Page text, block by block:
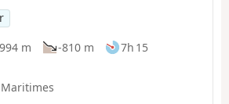
m -810 m
7h 15